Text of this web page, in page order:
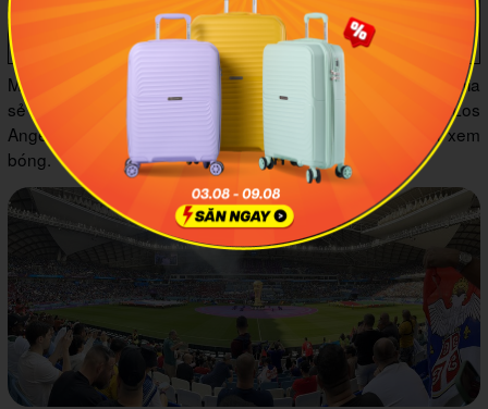
105 đến 158
triệu đồng
Mức này phù hợp với những ai đi nhóm 2 đến 3 người để chia
sẻ chi phí phòng, chọn thành phố như Miami, Dallas hoặc Los
Angeles và kết hợp tham quan thêm vài ngày sau khi xem
bóng.